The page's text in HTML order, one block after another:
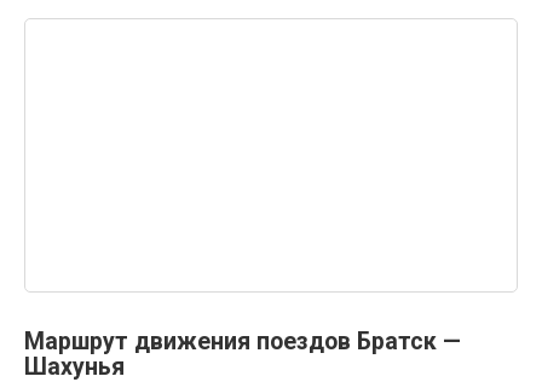
Маршрут движения поездов Братск —
Шахунья